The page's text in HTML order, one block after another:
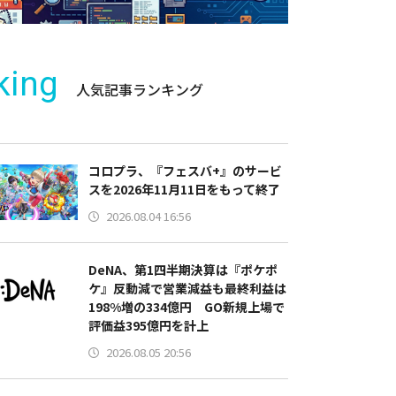
人気記事ランキング
コロプラ、『フェスバ+』のサービ
スを2026年11月11日をもって終了
2026.08.04 16:56
DeNA、第1四半期決算は『ポケポ
ケ』反動減で営業減益も最終利益は
198%増の334億円 GO新規上場で
評価益395億円を計上
2026.08.05 20:56